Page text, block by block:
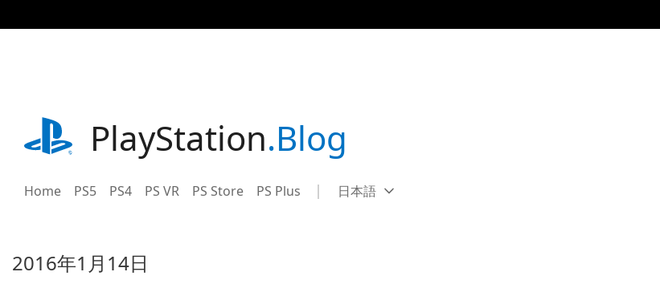
事
playstation.comPlayStation.Blog
Home PS5 PS4 PS VR PS Store PS Plus Select
Current
日本語
2016年1月14日